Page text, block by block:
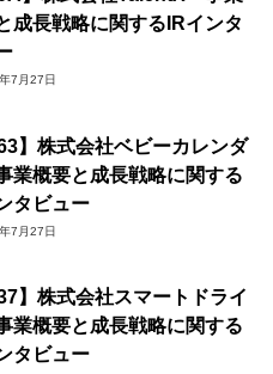
成長戦略に関するIRインタ
7月27日
】株式会社ベビーカレンダ
概要と成長戦略に関する
タビュー
7月27日
】株式会社スマートドライ
概要と成長戦略に関する
タビュー